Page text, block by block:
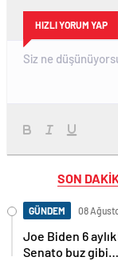
HIZLI YORUM YAP
SON
GÜNDEM 08
Joe Biden 6
Senato buz gibi…